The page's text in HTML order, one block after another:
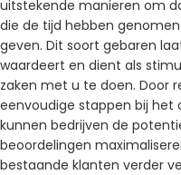
uitstekende manieren om
die de tijd hebben
geven. Dit soort gebaren
waardeert en dient als
zaken met u te doen. Door
eenvoudige stappen bij
kunnen bedrijven de
beoordelingen
bestaande klanten verder